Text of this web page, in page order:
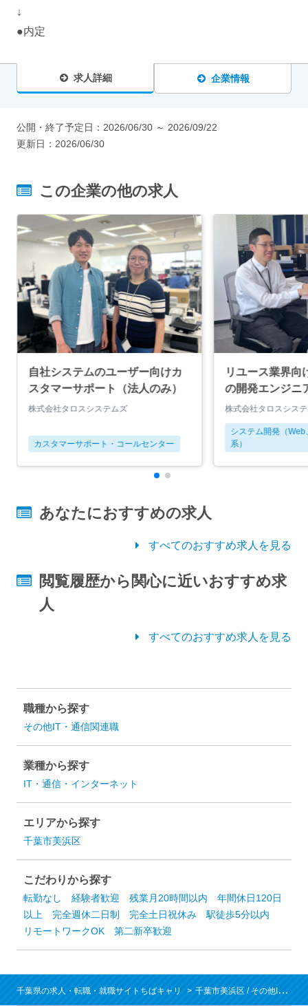
↓
●内定
求人詳細 企業情報
公開・終了予定日： 2026/06/30 ～ 2026/09/22
更新日： 2026/06/30
この企業の他の求人
自社システムのユーザー向けカ
スタマーサポート（法人のみ）
株式会社タロスシステムズ
カスタマーサポート・コールセンター
リユース業界向
の開発エンジニ
株式会社タロスシス
システム開発（
系）
あなたにおすすめの求人
すべてのおすすめ求人を見る
閲覧履歴から関心に近いおすすめ求
人
すべてのおすすめ求人を見る
職種から探す
その他IT・通信関連職
業種から探す
IT・通信・インターネット
エリアから探す
千葉市美浜区
こだわりから探す
転勤なし 経験者歓迎 残業月20時間以内
年間休日120日
以上
完全週休二日制 完全土日祝休み
駅徒歩5分以内
リモートワークOK
第二新卒歓迎
千葉県の求人・転職・就職サイトちばキャリ 千葉市美浜区/ その他IT・通信関連職